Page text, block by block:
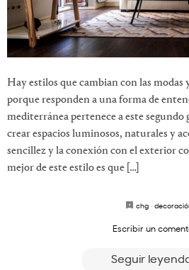
Hay estilos que cambian con las modas
porque responden a una forma de
mediterránea pertenece a este segundo
crear espacios luminosos, naturales y
sencillez y la conexión con el exterior
mejor de este estilo es que […]
chg·
Escribir un
Seguir